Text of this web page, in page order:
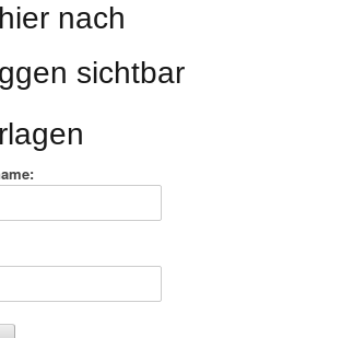
nach
sichtbar